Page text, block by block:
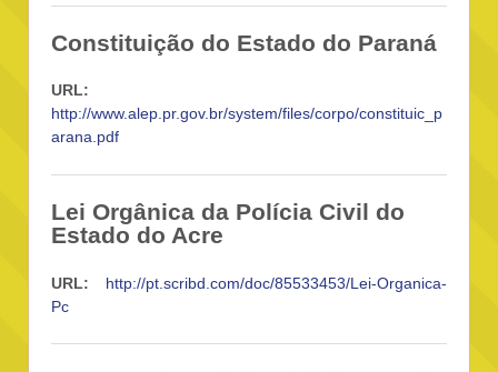
Constituição do Estado do Paraná
URL:
http://www.alep.pr.gov.br/system/files/corpo/constituic_p
arana.pdf
Lei Orgânica da Polícia Civil do
Estado do Acre
URL:
http://pt.scribd.com/doc/85533453/Lei-Organica-
Pc